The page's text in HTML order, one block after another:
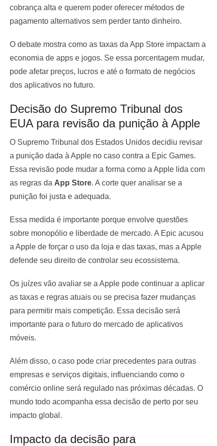
cobrança alta e querem poder oferecer métodos de
pagamento alternativos sem perder tanto dinheiro.
O debate mostra como as taxas da App Store impactam a
economia de apps e jogos. Se essa porcentagem mudar,
pode afetar preços, lucros e até o formato de negócios
dos aplicativos no futuro.
Decisão do Supremo Tribunal dos
EUA para revisão da punição à Apple
O Supremo Tribunal dos Estados Unidos decidiu revisar
a punição dada à Apple no caso contra a Epic Games.
Essa revisão pode mudar a forma como a Apple lida com
as regras da App Store. A corte quer analisar se a
punição foi justa e adequada.
Essa medida é importante porque envolve questões
sobre monopólio e liberdade de mercado. A Epic acusou
a Apple de forçar o uso da loja e das taxas, mas a Apple
defende seu direito de controlar seu ecossistema.
Os juízes vão avaliar se a Apple pode continuar a aplicar
as taxas e regras atuais ou se precisa fazer mudanças
para permitir mais competição. Essa decisão será
importante para o futuro do mercado de aplicativos
móveis.
Além disso, o caso pode criar precedentes para outras
empresas e serviços digitais, influenciando como o
comércio online será regulado nas próximas décadas. O
mundo todo acompanha essa decisão de perto por seu
impacto global.
Impacto da decisão para